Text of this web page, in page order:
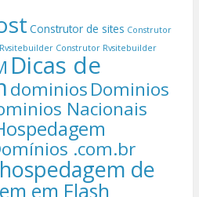
Construtor de sites Construtor
Construtor Rvsitebuilder
Dicas de
dominiosDominios
Nacionais
.com.br
hospedagem de
em Flash